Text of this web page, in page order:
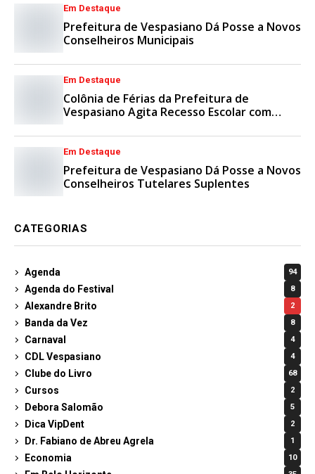
Em Destaque
Prefeitura de Vespasiano Dá Posse a Novos
Conselheiros Municipais
Em Destaque
Colônia de Férias da Prefeitura de
Vespasiano Agita Recesso Escolar com
Em Destaque
Prefeitura de Vespasiano Dá Posse a Novos
Conselheiros Tutelares Suplentes
CATEGORIAS
Agenda 94
Agenda do Festival 8
Alexandre Brito 2
Banda da Vez 8
Carnaval 4
CDL Vespasiano 4
Clube do Livro 68
Cursos 2
Debora Salomão 5
Dica VipDent 2
Dr. Fabiano de Abreu Agrela 1
Economia 10